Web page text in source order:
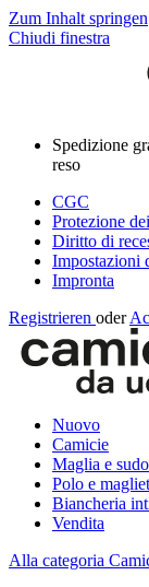
Zum Inhalt springen
Chiudi finestra
Spedizione
reso
CGC
Protezione
Diritto di
Impostazioni
Impronta
Registrieren oder
Nuovo
Camicie
Maglia e
Polo e
Biancheria
Vendita
Alla categoria